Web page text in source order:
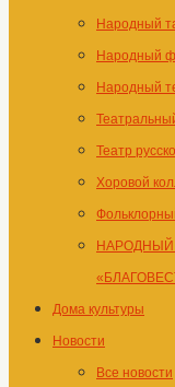
Народный
Народный
Народный
Театр
Хоровой
Дома культуры
Новости
Все новости